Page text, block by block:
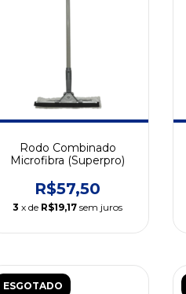
Rodo Combinado
Microfibra (Superpro)
R$57,50
3 x de R$19,17 sem juros
ESGOTADO